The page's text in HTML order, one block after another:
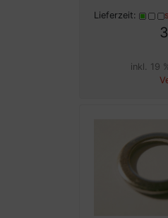
Lieferzeit:
inkl. 19